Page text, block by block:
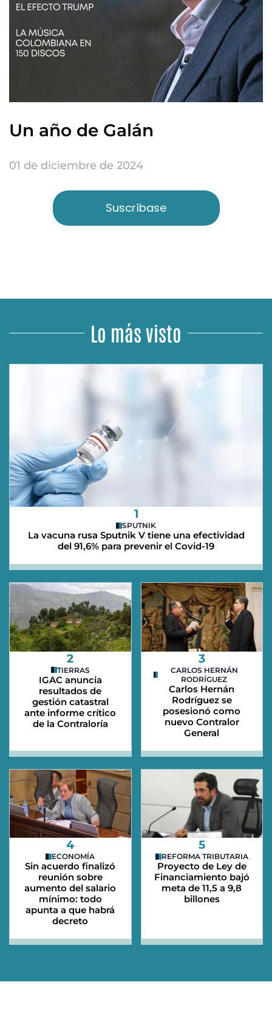
Un año de Galán
01 de diciembre de 2024
Suscríbase
Lo más visto
1
SPUTNIK
La vacuna rusa Sputnik V tiene una efectividad
del 91,6% para prevenir el Covid-19
2
TIERRAS
IGAC anuncia
resultados de
gestión catastral
ante informe crítico
de la Contraloría
3
CARLOS HERNÁN
RODRÍGUEZ
Carlos Hernán
Rodríguez se
posesionó como
nuevo Contralor
General
4
ECONOMÍA
Sin acuerdo finalizó
reunión sobre
aumento del salario
mínimo: todo
apunta a que habrá
decreto
5
REFORMA TRIBUTARIA
Proyecto de Ley de
Financiamiento bajó
meta de 11,5 a 9,8
billones